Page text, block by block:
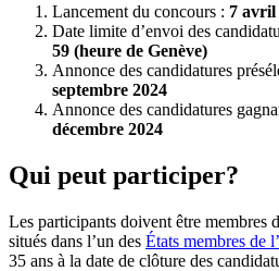
Lancement du concours : 7 avril
Date limite d’envoi des
59 (heure de Genève)
Annonce des candidatures
septembre 2024
Annonce des candidatures
décembre 2024
Qui peut participer?
Les participants doivent être membres
situés dans l’un des États membres de
35 ans à la date de clôture des